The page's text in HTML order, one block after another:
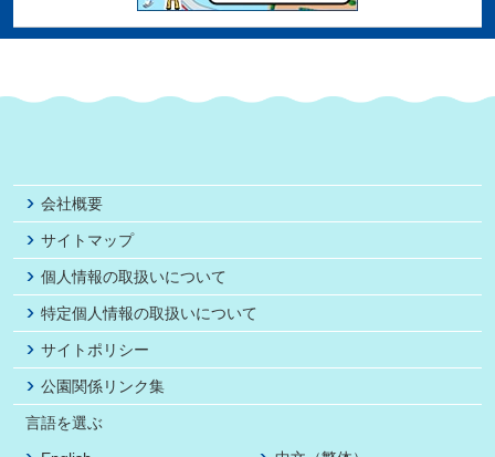
会社概要
サイトマップ
個人情報の取扱いについて
特定個人情報の取扱いについて
サイトポリシー
公園関係リンク集
言語を選ぶ